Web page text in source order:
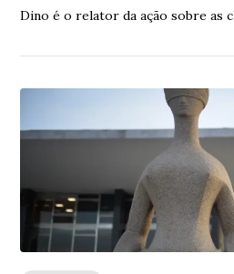
Dino é o relator da ação sobre as